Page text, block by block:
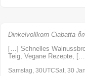
Dinkelvollkorn
[…] Schnelles
Teig, Vegane Rezepte,
Samstag, 30UTCSat, 30